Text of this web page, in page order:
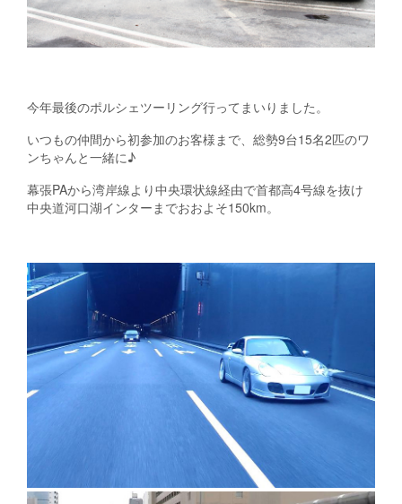
今年最後のポルシェツーリング行ってまいりました。
いつもの仲間から初参加のお客様まで、総勢9台15名2匹のワ
ンちゃんと一緒に♪
幕張PAから湾岸線より中央環状線経由で首都高4号線を抜け
中央道河口湖インターまでおおよそ150km。